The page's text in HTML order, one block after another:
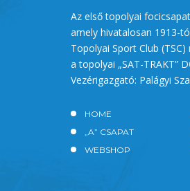
Az első topolyai
amely hivatalosan 1913-
Topolyai Sport Club
a topolyai „SAT-TRAKT”
Vezérigazgató: Palágyi
HOME
„A” CSAPAT
WEBSHOP